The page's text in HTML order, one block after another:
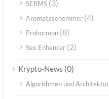
SERMS (3)
Aromatasehemmer (4)
Prohormon (8)
Sex Enhancer (2)
Krypto-News (0)
Algorithmen und